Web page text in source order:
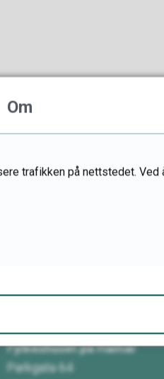
Her finner du oss
Fylkeshuset på Hamar
Parkgata 64
Om
trafikken på nettstedet. Ved